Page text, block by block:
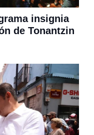
insignia
de Tonantzin